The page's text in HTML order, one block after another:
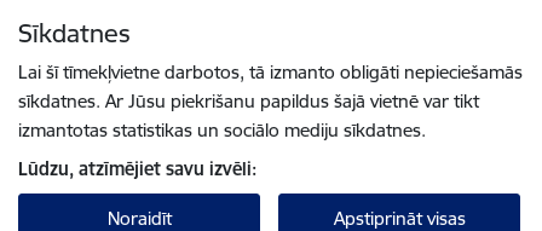
Sīkdatnes
Lai šī tīmekļvietne darbotos, tā izmanto obligāti nepieciešamās
sīkdatnes. Ar Jūsu piekrišanu papildus šajā vietnē var tikt
izmantotas statistikas un sociālo mediju sīkdatnes.
Lūdzu, atzīmējiet savu izvēli:
Noraidīt Apstiprināt visas